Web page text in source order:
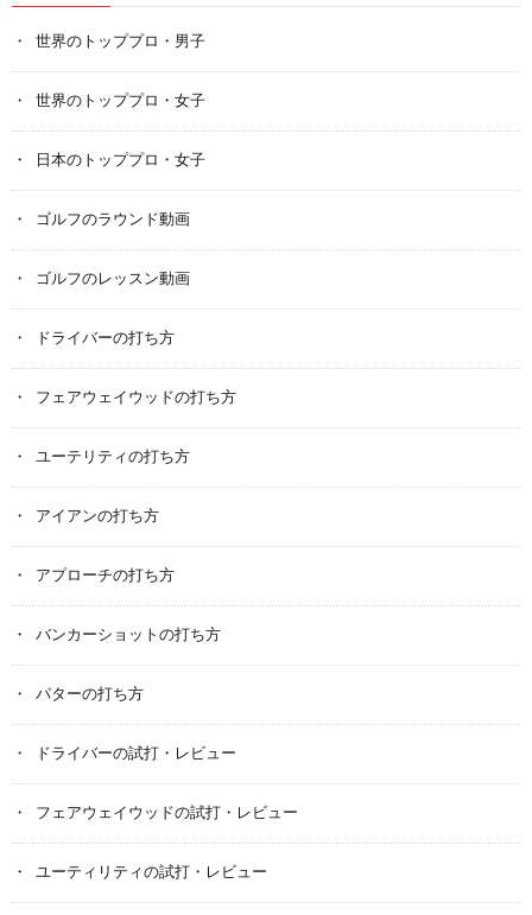
世界のトッププロ・男子
世界のトッププロ・女子
日本のトッププロ・女子
ゴルフのラウンド動画
ゴルフのレッスン動画
ドライバーの打ち方
フェアウェイウッドの打ち方
ユーテリティの打ち方
アイアンの打ち方
アプローチの打ち方
バンカーショットの打ち方
パターの打ち方
ドライバーの試打・レビュー
フェアウェイウッドの試打・レビュー
ユーティリティの試打・レビュー